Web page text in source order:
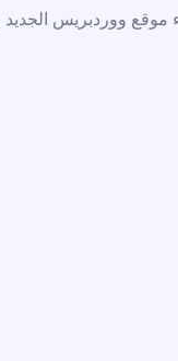
موقع ووردبريس